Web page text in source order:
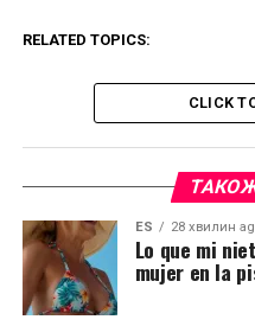
RELATED TOPICS:
CLICK
ES 28 хвилин
Lo que mi
mujer en la